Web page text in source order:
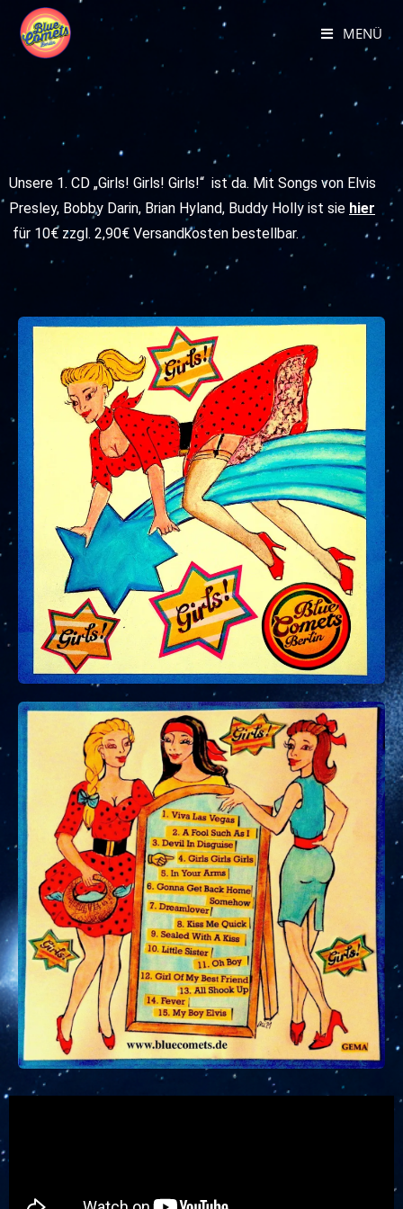
MENÜ
Unsere 1. CD „Girls! Girls! Girls!“ ist da. Mit Songs von Elvis
Presley, Bobby Darin, Brian Hyland, Buddy Holly ist sie hier
für 10€ zzgl. 2,90€ Versandkosten bestellbar.